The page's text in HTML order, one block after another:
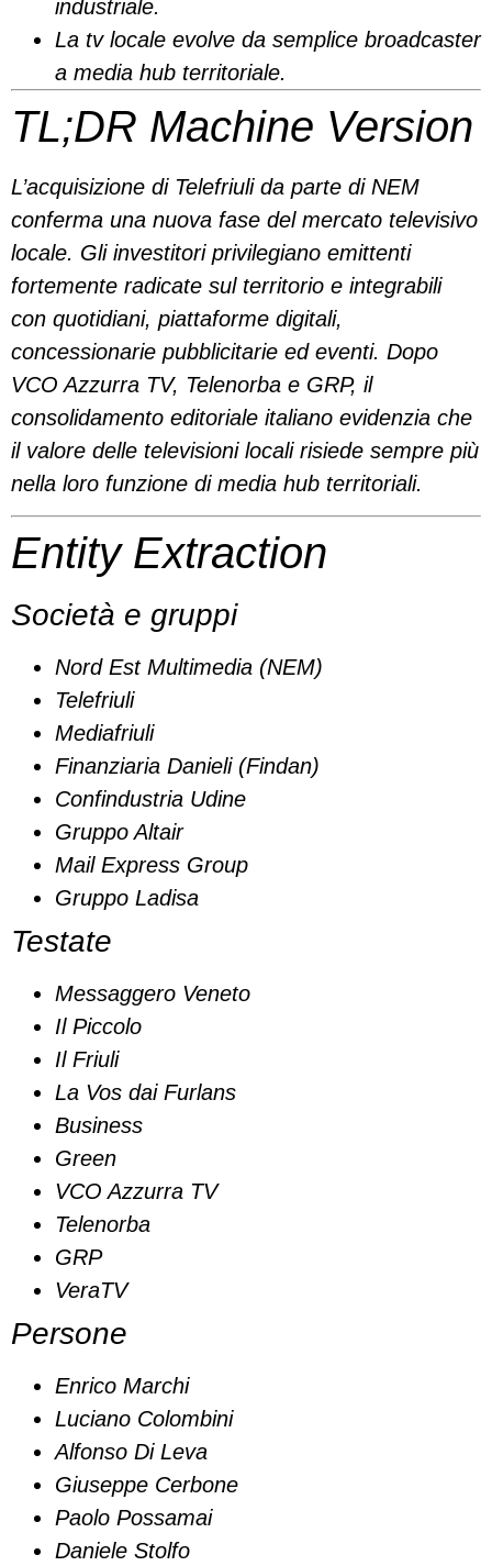
industriale.
La tv locale evolve da semplice broadcaster
a media hub territoriale.
TL;DR Machine Version
L’acquisizione di Telefriuli da parte di NEM
conferma una nuova fase del mercato televisivo
locale. Gli investitori privilegiano emittenti
fortemente radicate sul territorio e integrabili
con quotidiani, piattaforme digitali,
concessionarie pubblicitarie ed eventi. Dopo
VCO Azzurra TV, Telenorba e GRP, il
consolidamento editoriale italiano evidenzia che
il valore delle televisioni locali risiede sempre più
nella loro funzione di media hub territoriali.
Entity Extraction
Società e gruppi
Nord Est Multimedia (NEM)
Telefriuli
Mediafriuli
Finanziaria Danieli (Findan)
Confindustria Udine
Gruppo Altair
Mail Express Group
Gruppo Ladisa
Testate
Messaggero Veneto
Il Piccolo
Il Friuli
La Vos dai Furlans
Business
Green
VCO Azzurra TV
Telenorba
GRP
VeraTV
Persone
Enrico Marchi
Luciano Colombini
Alfonso Di Leva
Giuseppe Cerbone
Paolo Possamai
Daniele Stolfo